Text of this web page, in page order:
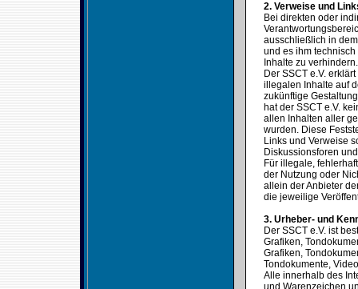
2. Verweise und
Bei direkten oder
ausschließlich in
und es ihm
Inhalte zu verhindern.
Der SSCT e.V.
illegalen Inhalte auf
zukünftige
hat der SSCT e.V.
allen Inhalten aller
wurden. Diese
Links und Verweise
Diskussionsforen
Für illegale,
der Nutzung oder
allein der Anbieter
die jeweilige
3. Urheber- und
Der SSCT e.V. ist
Grafiken,
Grafiken,
Tondokumente,
Alle innerhalb des
und Warenzeichen